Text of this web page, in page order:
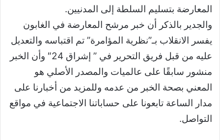
المعارضة بتسليم السلطة إلى المدنيين.
والجدير بالذكر أن خبر مرشح المعارضة في الغابون
يفسر الانقلاب بـ”نظرية المؤامرة” تم اقتباسه والتعديل
عليه من قبل فريق التحرير في ” إشراق 24″ وأن الخبر
منشور سابقًا على عالميات والمصدر الأصلي هو
المعني بصحة الخبر من عدمه وللمزيد من أخبارنا على
مدار الساعة تابعونا على حساباتنا الاجتماعية في مواقع
التواصل.